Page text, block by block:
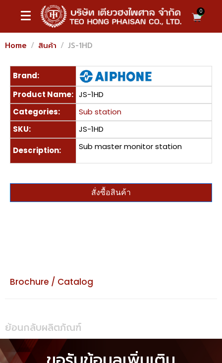
0
Home สินค้า JS-1HD
Brand:
Product Name: JS-1HD
Categories:
Sub station
SKU:
JS-1HD
Description: Sub master monitor station
สั่งซื้อสินค้า
Brochure / Catalog
ย้อนกลับผลิตภัณฑ์